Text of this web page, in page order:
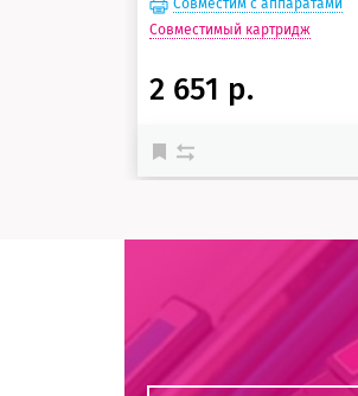
Совместимый картридж
2 651 р.